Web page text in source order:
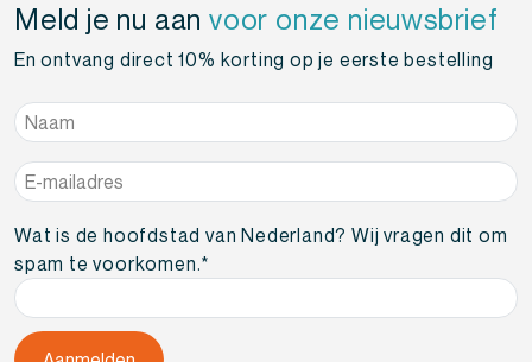
Meld je nu aanvoor onze nieuwsbrief
En ontvang direct 10% korting op je eerste bestelling
Naam*
E-
mailadres*
Wat is de hoofdstad van Nederland? Wij vragen dit om
spam te voorkomen.*